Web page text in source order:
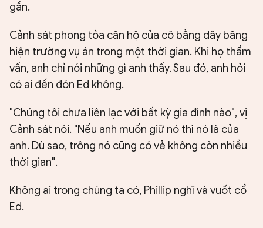
gần.
Cảnh sát phong tỏa căn hộ của cô bằng dây băng
hiện trường vụ án trong một thời gian. Khi họ thẩm
vấn, anh chỉ nói những gì anh thấy. Sau đó, anh hỏi
có ai đến đón Ed không.
"Chúng tôi chưa liên lạc với bất kỳ gia đình nào", vị
Cảnh sát nói. "Nếu anh muốn giữ nó thì nó là của
anh. Dù sao, trông nó cũng có vẻ không còn nhiều
thời gian".
Không ai trong chúng ta có, Phillip nghĩ và vuốt cổ
Ed.